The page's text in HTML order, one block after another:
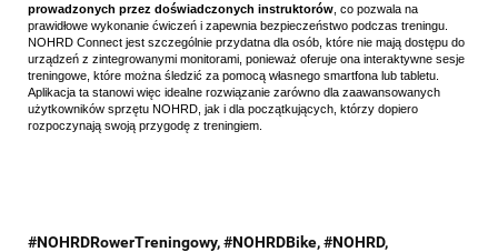
prowadzonych przez doświadczonych instruktorów , co pozwala na
prawidłowe wykonanie ćwiczeń i zapewnia bezpieczeństwo podczas treningu.
NOHRD Connect jest szczególnie przydatna dla osób, które nie mają dostępu do
urządzeń z zintegrowanymi monitorami, ponieważ oferuje ona interaktywne sesje
treningowe, które można śledzić za pomocą własnego smartfona lub tabletu.
Aplikacja ta stanowi więc idealne rozwiązanie zarówno dla zaawansowanych
użytkowników sprzętu NOHRD, jak i dla początkujących, którzy dopiero
rozpoczynają swoją przygodę z treningiem.
#NOHRDRowerTreningowy, #NOHRDBike, #NOHRD,